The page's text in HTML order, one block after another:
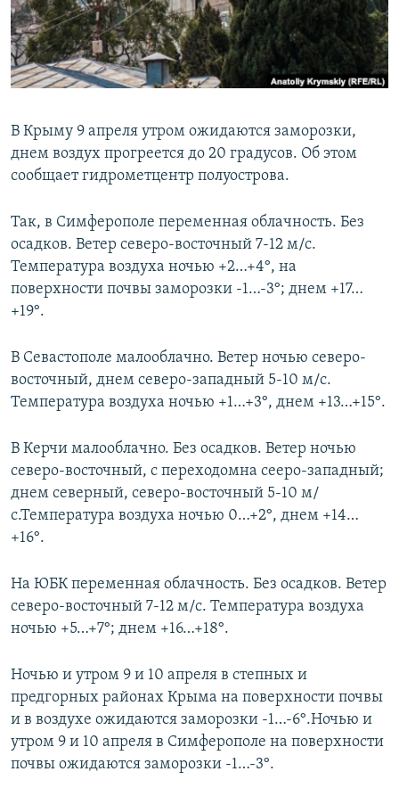
ПОБЕДИТЕЛЕЙ НЕ СУДЯТ?
КРЫМ.НЕПОКОРЕННЫЙ
ELIFBE
ПРИСОЕДИНЯЙТЕСЬ!
Все сайты RFE/RL
В Крыму 9 апреля утром ожидаются заморозки,
днем воздух прогреется до 20 градусов. Об этом
сообщает гидрометцентр полуострова.
Так, в Симферополе переменная облачность. Без
осадков. Ветер северо-восточный 7-12 м/с.
Температура воздуха ночью +2…+4°, на
поверхности почвы заморозки -1…-3°; днем +17…
+19°.
В Севастополе малооблачно. Ветер ночью северо-
восточный, днем северо-западный 5-10 м/с.
Температура воздуха ночью +1…+3°, днем +13…+15°.
В Керчи малооблачно. Без осадков. Ветер ночью
северо-восточный, с переходомна сееро-западный;
днем северный, северо-восточный 5-10 м/
с.Температура воздуха ночью 0…+2°, днем +14…
+16°.
На ЮБК переменная облачность. Без осадков. Ветер
северо-восточный 7-12 м/с. Температура воздуха
ночью +5…+7°; днем +16…+18°.
Ночью и утром 9 и 10 апреля в степных и
предгорных районах Крыма на поверхности почвы
и в воздухе ожидаются заморозки -1…-6°.Ночью и
утром 9 и 10 апреля в Симферополе на поверхности
почвы ожидаются заморозки -1…-3°.